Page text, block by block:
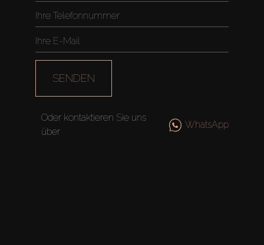
SENDEN
Oder kontaktieren Sie uns
über
WhatsApp